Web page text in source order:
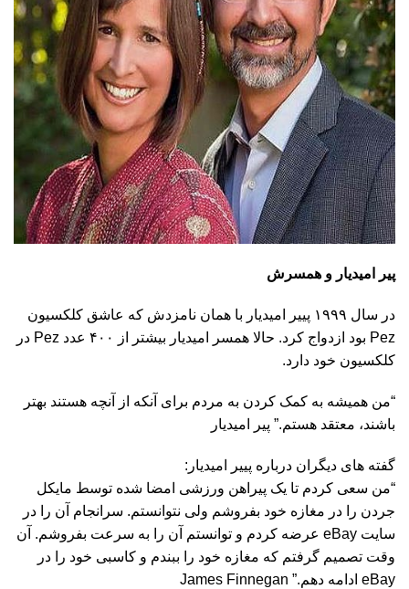
پير اميديار و همسرش
در سال ۱۹۹۹ پییر امیدیار با همان نامزدش که عاشق کلکسیون
Pez بود ازدواج کرد. حالا همسر امیدیار بیشتر از ۴۰۰ عدد Pez در
کلکسیون خود دارد.
“من همیشه به کمک کردن به مردم براى آنکه از آنچه هستند بهتر
باشند، معتقد هستم.” پير اميديار
گفته های دیگران درباره پییر امیدیار:
“من سعى کردم تا یک پیراهن ورزشى امضا شده توسط مایکل
جردن را در مغازه خود بفروشم ولی نتوانستم. سرانجام آن را در
سایت eBay عرضه کردم و توانستم آن را به سرعت بفروشم. آن
وقت تصمیم گرفتم که مغازه خود را ببندم و کاسبى خود را در
eBay ادامه دهم.” James Finnegan